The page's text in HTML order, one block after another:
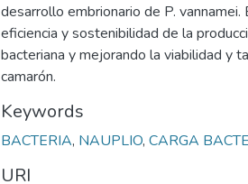
desarrollo embrionario de P.
eficiencia y sostenibilidad de la
bacteriana y mejorando la viabilidad y
camarón.
Keywords
BACTERIA, NAUPLIO, CARGA
URI